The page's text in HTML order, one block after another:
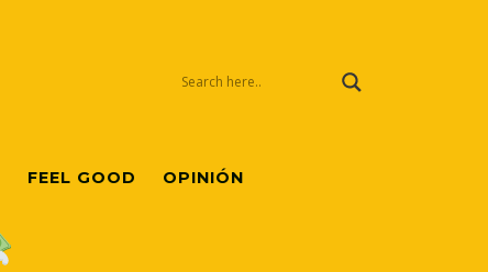
FEEL GOOD OPINIÓN